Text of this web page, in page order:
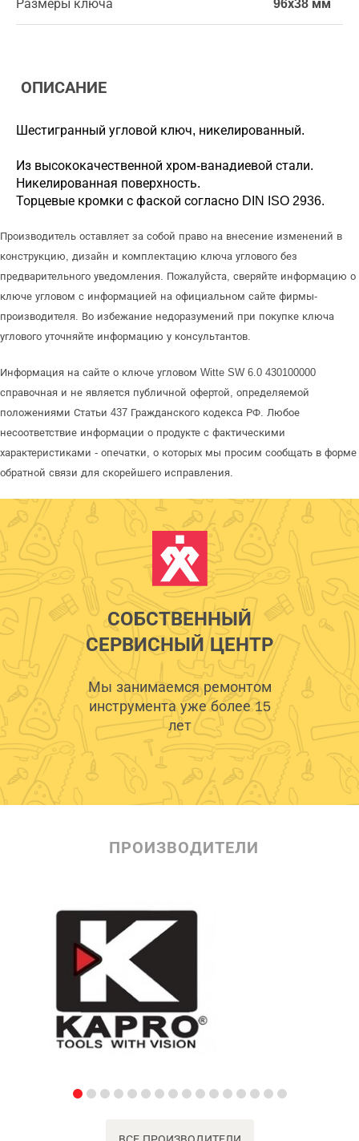
Размеры ключа 96х38 мм
ОПИСАНИЕ
Шестигранный угловой ключ, никелированный.
Из высококачественной хром-ванадиевой стали.
Никелированная поверхность.
Торцевые кромки с фаской согласно DIN ISO 2936.
Производитель оставляет за собой право на внесение изменений в
конструкцию, дизайн и комплектацию ключа углового без
предварительного уведомления. Пожалуйста, сверяйте информацию о
ключе угловом с информацией на официальном сайте фирмы-
производителя. Во избежание недоразумений при покупке ключа
углового уточняйте информацию у консультантов.
Информация на сайте о ключе угловом Witte SW 6.0 430100000
справочная и не является публичной офертой, определяемой
положениями Статьи 437 Гражданского кодекса РФ. Любое
несоответствие информации о продукте с фактическими
характеристиками - опечатки, о которых мы просим сообщать в форме
обратной связи для скорейшего исправления.
СОБСТВЕННЫЙ
СЕРВИСНЫЙ ЦЕНТР
Мы занимаемся ремонтом
инструмента уже более 15
лет
ПРОИЗВОДИТЕЛИ